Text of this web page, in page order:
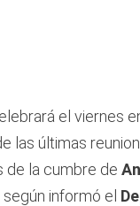
el viernes
las últimas
de la cumbre de
según informó el